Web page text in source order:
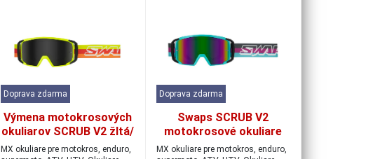
Doprava zdarma
Výmena motokrosových
okuliarov SCRUB V2 žltá/
čierna/tmavostrieborná
MX okuliare pre motokros, enduro,
Doprava zdarma
Swaps SCRUB V2
motokrosové okuliare
tyrkysové/čierne/iridiovo
MX okuliare pre motokros, enduro,